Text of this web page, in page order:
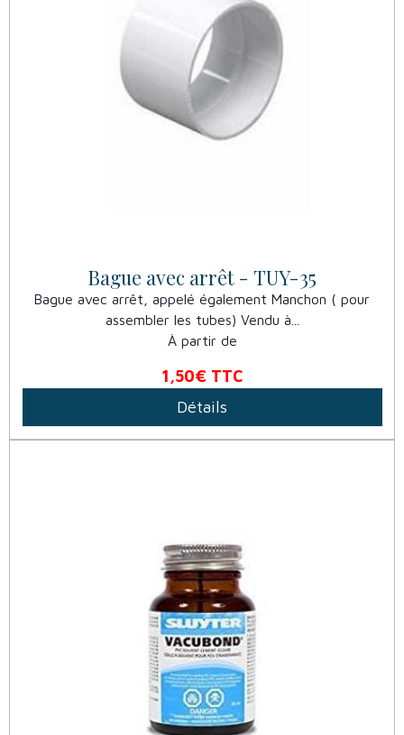
Bague avec arrêt - TUY-35
Bague avec arrêt, appelé également Manchon ( pour
assembler les tubes) Vendu à...
À partir de
1,50€ TTC
Détails